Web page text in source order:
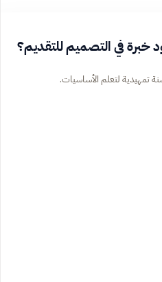
في التصميم للتقديم؟
تمهيدية لتعلم الأساسيات.